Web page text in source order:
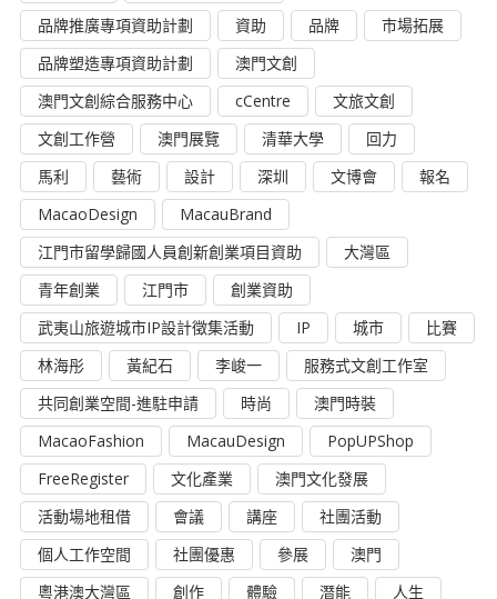
品牌推廣專項資助計劃
資助 品牌
市場拓展
品牌塑造專項資助計劃
澳門文創
澳門文創綜合服務中心
cCentre
文旅文創
文創工作營
澳門展覽 清華大學
回力
馬利
藝術 設計 深圳 文博會
報名
MacaoDesign
MacauBrand
江門市留學歸國人員創新創業項目資助
大灣區
青年創業
江門市
創業資助
武夷山旅遊城市IP設計徵集活動
IP 城市
比賽
林海彤
黃紀石 李峻一
服務式文創工作室
共同創業空間-進駐申請
時尚
澳門時裝
MacaoFashion
MacauDesign
PopUPShop
FreeRegister
文化產業
澳門文化發展
活動場地租借
會議 講座
社團活動
個人工作空間
社團優惠 參展
澳門
粵港澳大灣區
創作 體驗 潛能 人生